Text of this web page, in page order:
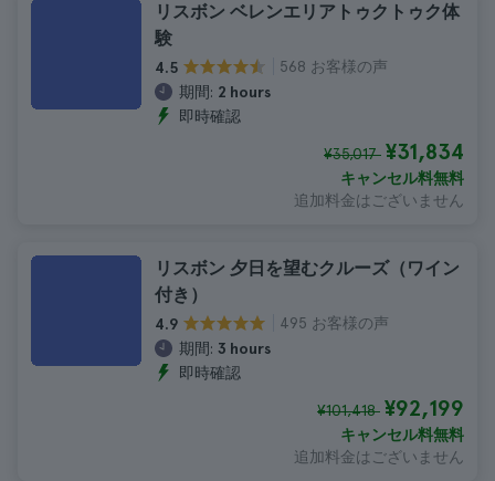
リスボン ベレンエリアトゥクトゥク体
験
4.5
568 お客様の声
期間: 2 hours
即時確認
¥35,017 ¥31,834
キャンセル料無料
追加料金はございません
リスボン 夕日を望むクルーズ（ワイン
付き）
4.9
495 お客様の声
期間: 3 hours
即時確認
¥101,418 ¥92,199
キャンセル料無料
追加料金はございません